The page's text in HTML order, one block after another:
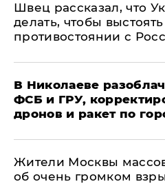
Швец рассказал, что
делать, чтобы
противостоянии с
В Николаеве
ФСБ и ГРУ,
дронов и ракет по
Жители Москвы
об очень громком